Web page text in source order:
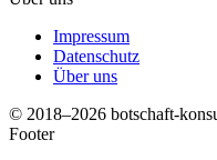
Impressum
Datenschutz
Über uns
© 2018–2026 botschaft-
Footer